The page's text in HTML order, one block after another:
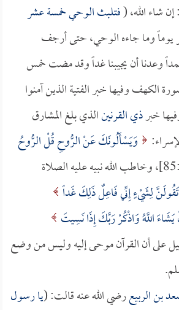
شاء الله، (فتلبث الوحي خمسة عشر
وما جاءه الوحي، حتى أرجف
وعدنا أن يجيبنا غداً وقد مضت خمس
الكهف وفيها خبر الفتية الذين آمنوا
خبرذي القرنينالذي بلغ المشارق
وَيَسْأَلُونَكَ عَنْ الرُّوحِ قُلْ الرُّوحُ
[الإسراء:85]، وخاطب الله نبيه عليه الصلاة
لِشَيْءٍ إِنِّي فَاعِلٌ ذَلِكَ غَداً
يَشَاءَ اللَّهُ وَاذْكُرْ رَبَّكَ إِذَا نَسِيتَ
دليل على أن القرآن موحى إليه وليس من وضع
بن الربيعرضي الله عنه قالت: (يا رسول